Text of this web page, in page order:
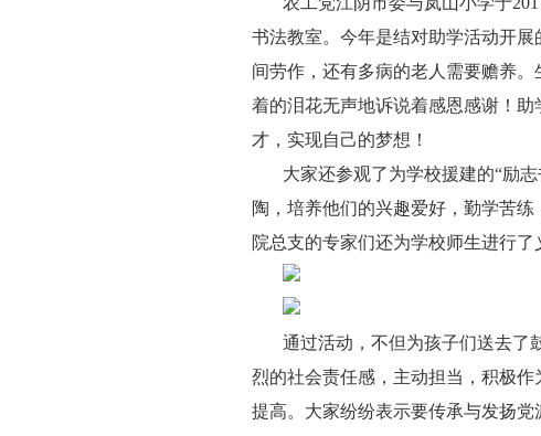
书法教室。今年是结对助学活动开
间劳作，还有多病的老人需要赡养
着的泪花无声地诉说着感恩感谢！
才，实现自己的梦想！
大家还参观了为学校援建的“励
陶，培养他们的兴趣爱好，勤学苦
院总支的专家们还为学校师生进行了
通过活动，不但为孩子们送去了
烈的社会责任感，主动担当，积极
提高。大家纷纷表示要传承与发扬